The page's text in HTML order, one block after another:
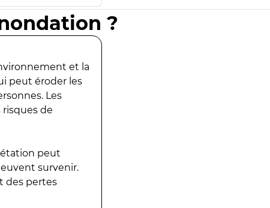
?
et la
peut éroder les
Les
de
peut
survenir.
des pertes